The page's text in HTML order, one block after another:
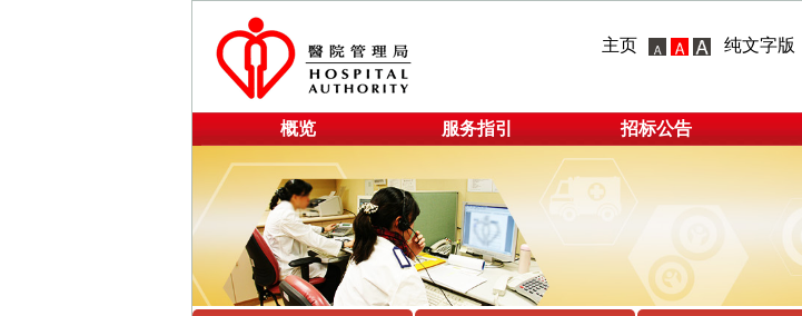
主页 纯文字版
概览 服务指引 招标公告